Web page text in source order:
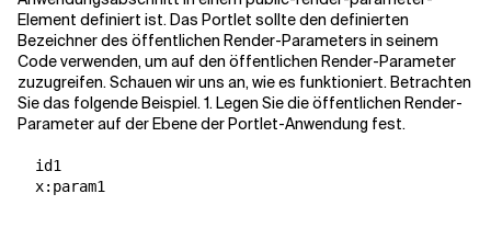
Element definiert ist. Das Portlet sollte den definierten
Bezeichner des öffentlichen Render-Parameters in seinem
Code verwenden, um auf den öffentlichen Render-Parameter
zuzugreifen. Schauen wir uns an, wie es funktioniert. Betrachten
Sie das folgende Beispiel. 1. Legen Sie die öffentlichen Render-
Parameter auf der Ebene der Portlet-Anwendung fest.
  id1
  x:param1